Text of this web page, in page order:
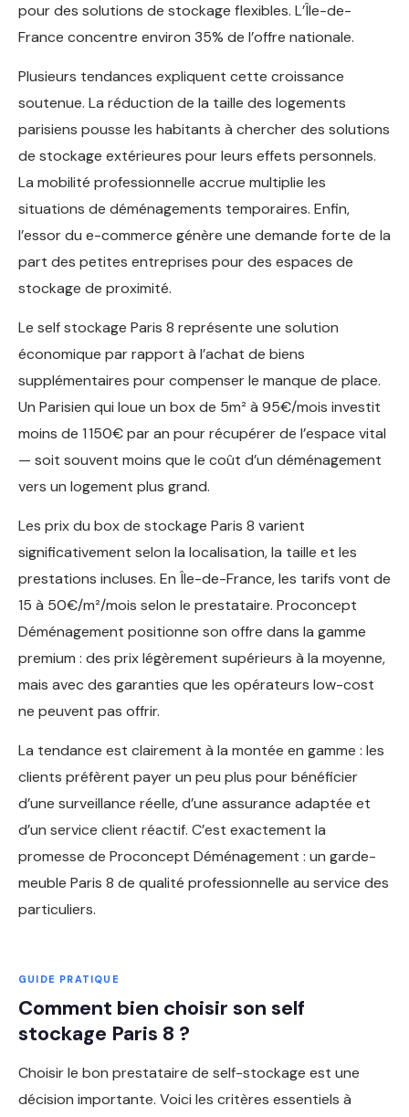
pour des solutions de stockage flexibles. L’Île-de-
France concentre environ 35% de l’offre nationale.
Plusieurs tendances expliquent cette croissance
soutenue. La réduction de la taille des logements
parisiens pousse les habitants à chercher des solutions
de stockage extérieures pour leurs effets personnels.
La mobilité professionnelle accrue multiplie les
situations de déménagements temporaires. Enfin,
l’essor du e-commerce génère une demande forte de la
part des petites entreprises pour des espaces de
stockage de proximité.
Le self stockage Paris 8 représente une solution
économique par rapport à l’achat de biens
supplémentaires pour compenser le manque de place.
Un Parisien qui loue un box de 5m² à 95€/mois investit
moins de 1 150€ par an pour récupérer de l’espace vital
— soit souvent moins que le coût d’un déménagement
vers un logement plus grand.
Les prix du box de stockage Paris 8 varient
significativement selon la localisation, la taille et les
prestations incluses. En Île-de-France, les tarifs vont de
15 à 50€/m²/mois selon le prestataire. Proconcept
Déménagement positionne son offre dans la gamme
premium : des prix légèrement supérieurs à la moyenne,
mais avec des garanties que les opérateurs low-cost
ne peuvent pas offrir.
La tendance est clairement à la montée en gamme : les
clients préfèrent payer un peu plus pour bénéficier
d’une surveillance réelle, d’une assurance adaptée et
d’un service client réactif. C’est exactement la
promesse de Proconcept Déménagement : un garde-
meuble Paris 8 de qualité professionnelle au service des
particuliers.
GUIDE PRATIQUE
Comment bien choisir son self
stockage Paris 8 ?
Choisir le bon prestataire de self-stockage est une
décision importante. Voici les critères essentiels à